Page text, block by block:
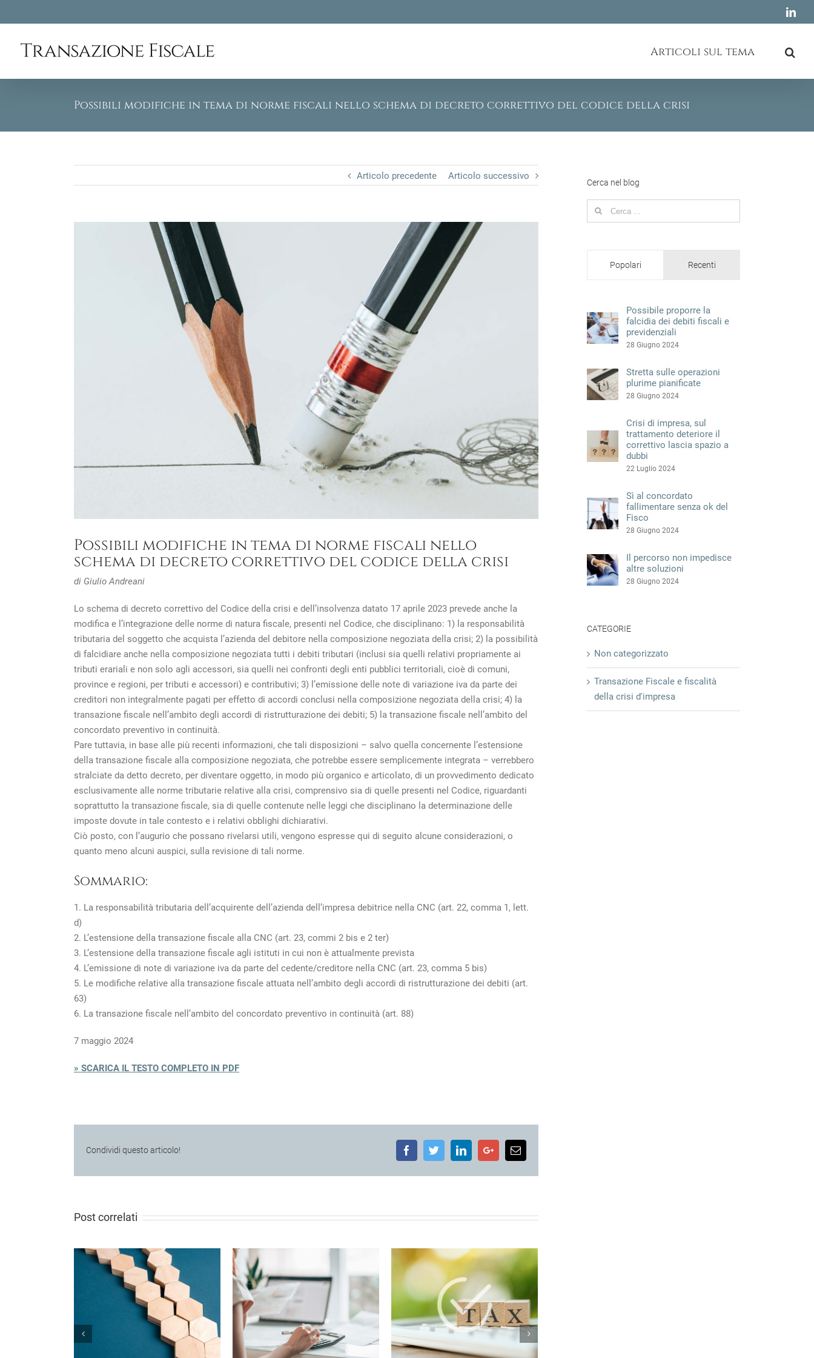
to
Articoli sul tema
Possibili modifiche in tema di norme fiscali nello schema di decreto correttivo del codice della crisi
Articolo precedente Articolo successivo
Possibili modifiche in tema di norme fiscali nello
schema di decreto correttivo del codice della crisi
di Giulio Andreani
Lo schema di decreto correttivo del Codice della crisi e dell’insolvenza datato 17 aprile 2023 prevede anche la
modifica e l’integrazione delle norme di natura fiscale, presenti nel Codice, che disciplinano: 1) la responsabilità
tributaria del soggetto che acquista l’azienda del debitore nella composizione negoziata della crisi; 2) la possibilità
di falcidiare anche nella composizione negoziata tutti i debiti tributari (inclusi sia quelli relativi propriamente ai
tributi erariali e non solo agli accessori, sia quelli nei confronti degli enti pubblici territoriali, cioè di comuni,
province e regioni, per tributi e accessori) e contributivi; 3) l’emissione delle note di variazione iva da parte dei
creditori non integralmente pagati per effetto di accordi conclusi nella composizione negoziata della crisi; 4) la
transazione fiscale nell’ambito degli accordi di ristrutturazione dei debiti; 5) la transazione fiscale nell’ambito del
concordato preventivo in continuità.
Pare tuttavia, in base alle più recenti informazioni, che tali disposizioni – salvo quella concernente l’estensione
della transazione fiscale alla composizione negoziata, che potrebbe essere semplicemente integrata – verrebbero
stralciate da detto decreto, per diventare oggetto, in modo più organico e articolato, di un provvedimento dedicato
esclusivamente alle norme tributarie relative alla crisi, comprensivo sia di quelle presenti nel Codice, riguardanti
soprattutto la transazione fiscale, sia di quelle contenute nelle leggi che disciplinano la determinazione delle
imposte dovute in tale contesto e i relativi obblighi dichiarativi.
Ciò posto, con l’augurio che possano rivelarsi utili, vengono espresse qui di seguito alcune considerazioni, o
quanto meno alcuni auspici, sulla revisione di tali norme.
Sommario:
1. La responsabilità tributaria dell’acquirente dell’azienda dell’impresa debitrice nella CNC (art. 22, comma 1, lett.
d)
2. L’estensione della transazione fiscale alla CNC (art. 23, commi 2 bis e 2 ter)
3. L’estensione della transazione fiscale agli istituti in cui non è attualmente prevista
4. L’emissione di note di variazione iva da parte del cedente/creditore nella CNC (art. 23, comma 5 bis)
5. Le modifiche relative alla transazione fiscale attuata nell’ambito degli accordi di ristrutturazione dei debiti (art.
63)
6. La transazione fiscale nell’ambito del concordato preventivo in continuità (art. 88)
7 maggio 2024
» SCARICA IL TESTO COMPLETO IN PDF
Condividi questo articolo! FacebookTwitterLinkedInGoogle+Email
Post correlati
Cerca nel blog
Search
for:
Popolari Recenti
Possibile proporre la
falcidia dei debiti fiscali e
previdenziali
28 Giugno 2024
Stretta sulle operazioni
plurime pianificate
28 Giugno 2024
Crisi di impresa, sul
trattamento deteriore il
correttivo lascia spazio a
dubbi
22 Luglio 2024
Sì al concordato
fallimentare senza ok del
Fisco
28 Giugno 2024
Il percorso non impedisce
altre soluzioni
28 Giugno 2024
CATEGORIE
Non categorizzato
Transazione Fiscale e fiscalità
della crisi d'impresa